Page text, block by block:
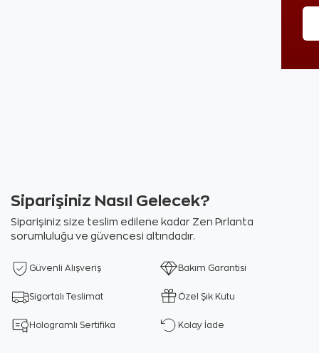
Siparişiniz Nasıl Gelecek?
Siparişiniz size teslim edilene kadar Zen Pırlanta
sorumluluğu ve güvencesi altındadır.
Güvenli Alışveriş Bakım Garantisi
Sigortalı Teslimat Özel Şık Kutu
Hologramlı Sertifika Kolay İade